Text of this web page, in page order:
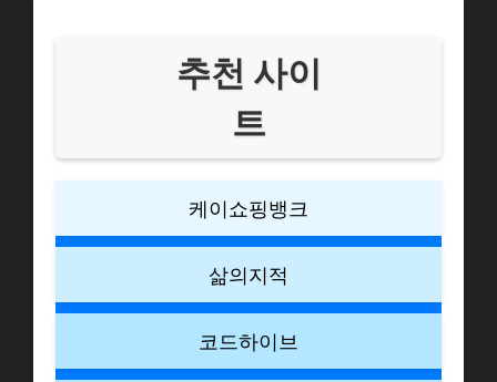
추천 사이
트
케이쇼핑뱅크
삶의지적
코드하이브